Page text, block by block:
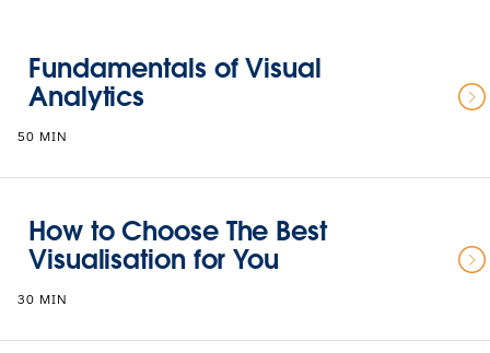
Fundamentals of Visual
Analytics
50 MIN
How to Choose The Best
Visualisation for You
30 MIN